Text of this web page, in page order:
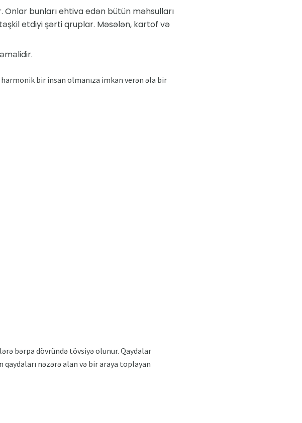
bunları ehtiva edən bütün məhsulları
etdiyi şərti qruplar. Məsələn, kartof və
bir insan olmanıza imkan verən əla bir
bərpa dövründə tövsiyə olunur. Qaydalar
qaydaları nəzərə alan və bir araya toplayan